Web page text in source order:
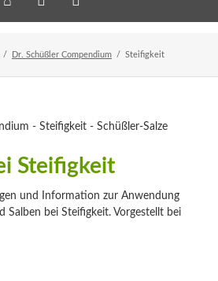
Veranstaltungen
Newsletter
Dr. Schüßler Compendium Steifigkeit
Steifigkeit
und Information zur Anwendung
Salben bei Steifigkeit. Vorgestellt bei